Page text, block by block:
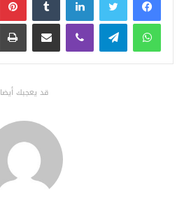
واتساب تيلقرام ڤايبر مشاركة عبر البريد
قد يعجبك أيضا